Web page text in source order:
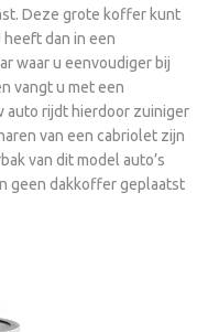
Deze grote koffer kunt
dan in een
waar u eenvoudiger bij
vangt u met een
auto rijdt hierdoor zuiniger
van een cabriolet zijn
van dit model auto’s
geen dakkoffer geplaatst